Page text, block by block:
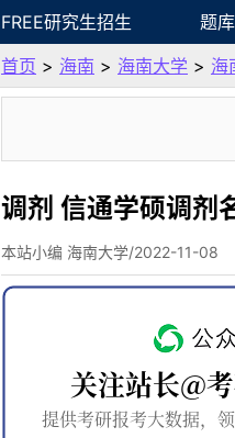
FREE研究生招生 题库
首页 > 海南 > 海南大学 > 海
调剂 信通学硕调剂
本站小编 海南大学/2022-11-08